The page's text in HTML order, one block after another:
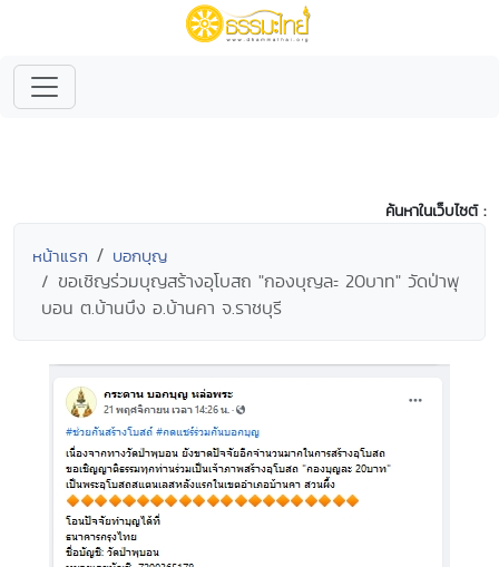
ค้นหาในเว็บไซต์ :
หน้าแรก บอกบุญ
ขอเชิญร่วมบุญสร้างอุโบสถ "กองบุญละ 20บาท" วัดป่าพุ
บอน ต.บ้านบึง อ.บ้านคา จ.ราชบุรี